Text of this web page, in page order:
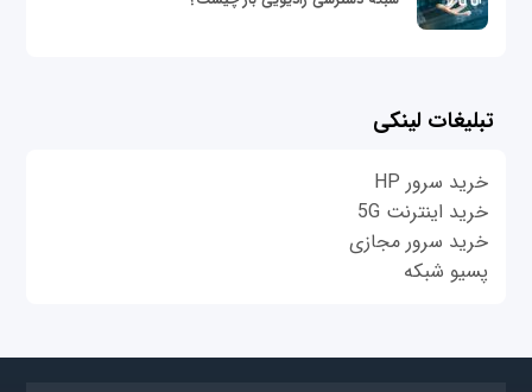
تبلیغات لینکی
خرید سرور HP
خرید اینترنت 5G
خرید سرور مجازی
پسیو شبکه